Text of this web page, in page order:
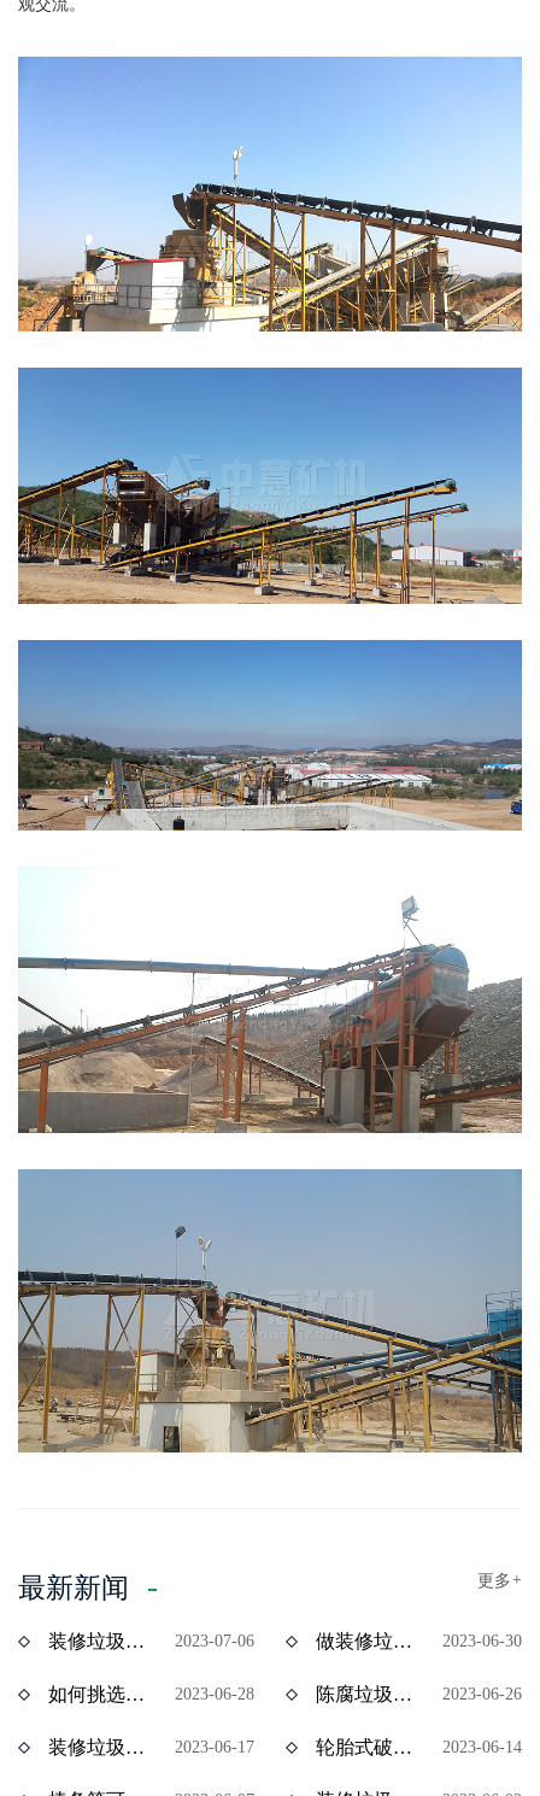
观交流。
最新新闻 更多+
装修垃圾风选机分选效果怎么样？价格多少？ 2023-07-06 做装修垃圾资源化处理项目挣钱吗？装修垃圾设备价格多少？ 2023-06-30
如何挑选陈腐垃圾分拣设备？多少钱一台？ 2023-06-28 陈腐垃圾如何资源化处理？陈腐垃圾处理设备有哪些？ 2023-06-26
装修垃圾处理用什么设备效果好？多少钱一台？ 2023-06-17 轮胎式破碎机与履带式破碎机有什么区别？ 价格分别是多少？ 2023-06-14